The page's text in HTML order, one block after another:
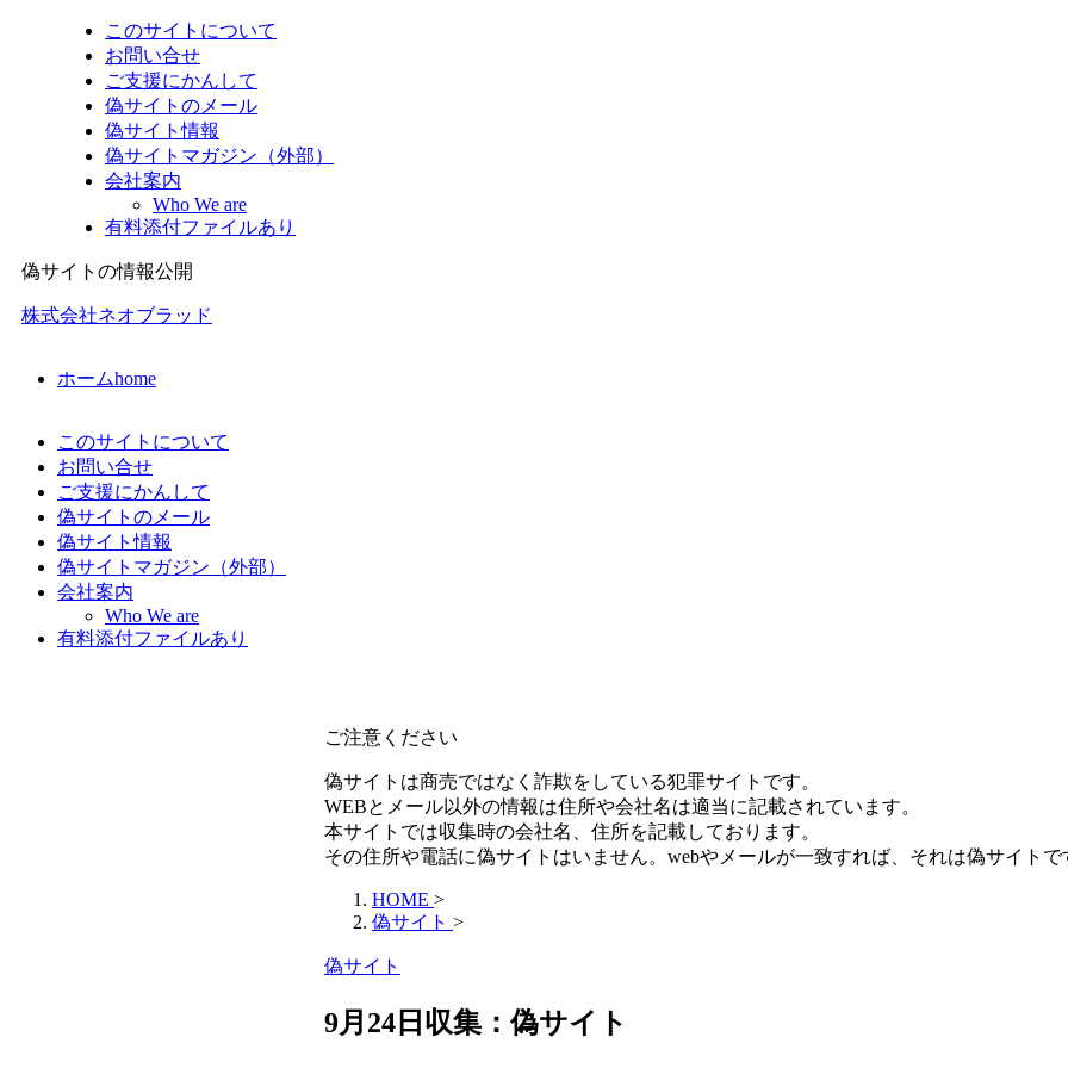
このサイトについて
お問い合せ
ご支援にかんして
偽サイトのメール
偽サイト情報
偽サイトマガジン（外部）
会社案内
Who We are
有料添付ファイルあり
偽サイトの情報公開
株式会社ネオブラッド
ホームhome
このサイトについて
お問い合せ
ご支援にかんして
偽サイトのメール
偽サイト情報
偽サイトマガジン（外部）
会社案内
Who We are
有料添付ファイルあり
ご注意ください
偽サイトは商売ではなく詐欺をしている犯罪サイトです。
WEBとメール以外の情報は住所や会社名は適当に記載されています。
本サイトでは収集時の会社名、住所を記載しております。
その住所や電話に偽サイトはいません。webやメールが一致すれば、それは偽サイトで
HOME >
偽サイト >
偽サイト
9月24日収集：偽サイト